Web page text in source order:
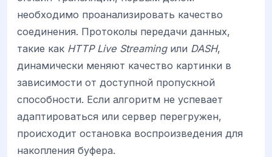
необходимо проанализировать качество
соединения. Протоколы передачи данных,
такие как HTTP Live Streamingили DASH,
динамически меняют качество картинки в
зависимости от доступной пропускной
способности. Если алгоритм не успевает
адаптироваться или сервер перегружен,
происходит остановка воспроизведения для
накопления буфера.